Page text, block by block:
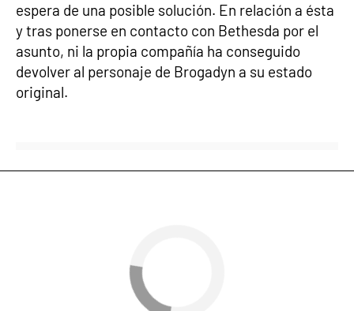
espera de una posible solución. En relación a ésta
y tras ponerse en contacto con Bethesda por el
asunto, ni la propia compañía ha conseguido
devolver al personaje de Brogadyn a su estado
original.